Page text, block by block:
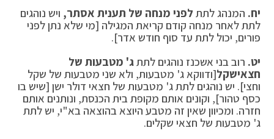
יח. המנהג לתת לפני מנחה של תענית אסתר, ויש נוהגים
לתת לאחר מנחה קודם קריאת המגילה [מי שלא נתן לפני
פורים, יכול לתת עד סוף חודש אדר].
יט. רוב בני אשכנז נוהגים לתתג' מטבעות של
חצאישקל[ודווקא ג' מטבעות, ולא שני מטבעות של שקל
וחצי]. יש נוהגים לתת ג' מטבעות של חצאי דולר ישן [שיש בו
כסף טהור], וקונים אותם מקופת בית הכנסת, ונותנים אותם
חזרה. ומכיוון שאין זה מטבע היוצא בהוצאה בא"י, יש לתת
ג' מטבעות של חצאי שקלים.